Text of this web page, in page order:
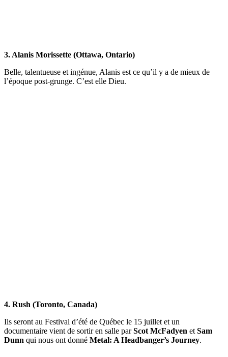
3. Alanis Morissette (Ottawa, Ontario)
Belle, talentueuse et ingénue, Alanis est ce qu’il y a de mieux de
l’époque post-grunge. C’est elle Dieu.
4. Rush (Toronto, Canada)
Ils seront au Festival d’été de Québec le 15 juillet et un
documentaire vient de sortir en salle parScot McFadyen et Sam
Dunn qui nous ont donné Metal: A Headbanger’s Journey.